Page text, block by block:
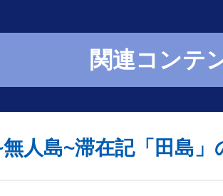
関連コンテ
人島~滞在記「田島」